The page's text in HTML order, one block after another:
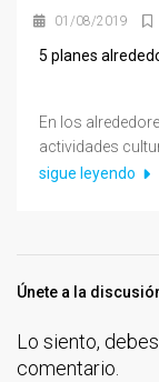
01/08/2019
5 planes
En los
actividades
sigue leyendo
Únete a la
Lo siento,
comentario.